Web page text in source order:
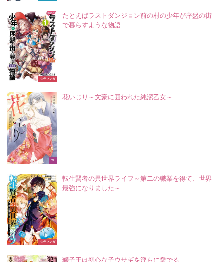
少年マンガ
たとえばラストダンジョン前の村の少年が序盤の街
で暮らすような物語
TL
花いじり～文豪に囲われた純潔乙女～
少年マンガ
転生賢者の異世界ライフ～第二の職業を得て、世界
最強になりました～
獅子王は初心な子ウサギを淫らに愛でる